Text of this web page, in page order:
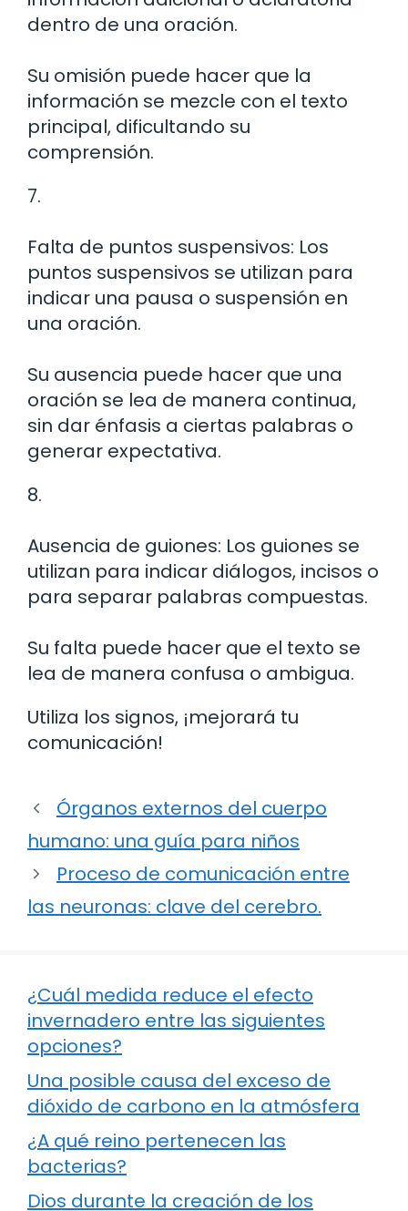
dentro de una oración.
Su omisión puede hacer que la
información se mezcle con el texto
principal, dificultando su
comprensión.
7.
Falta de puntos suspensivos: Los
puntos suspensivos se utilizan para
indicar una pausa o suspensión en
una oración.
Su ausencia puede hacer que una
oración se lea de manera continua,
sin dar énfasis a ciertas palabras o
generar expectativa.
8.
Ausencia de guiones: Los guiones se
utilizan para indicar diálogos, incisos o
para separar palabras compuestas.
Su falta puede hacer que el texto se
lea de manera confusa o ambigua.
Utiliza los signos, ¡mejorará tu
comunicación!
Órganos externos del cuerpo
humano: una guía para niños
Proceso de comunicación entre
las neuronas: clave del cerebro.
¿Cuál medida reduce el efecto
invernadero entre las siguientes
opciones?
Una posible causa del exceso de
dióxido de carbono en la atmósfera
¿A qué reino pertenecen las
bacterias?
Dios durante la creación de los